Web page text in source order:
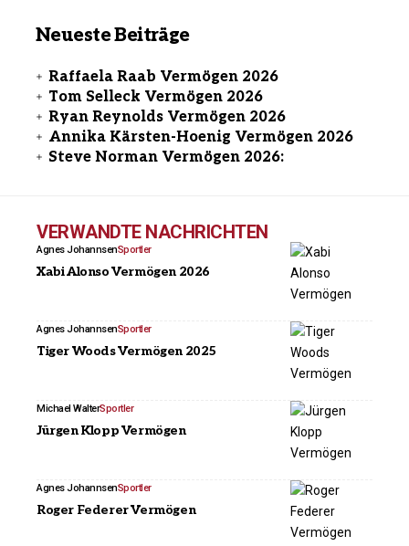
Neueste Beiträge
Raffaela Raab Vermögen 2026
Tom Selleck Vermögen 2026
Ryan Reynolds Vermögen 2026
Annika Kärsten-Hoenig Vermögen 2026
Steve Norman Vermögen 2026:
VERWANDTE NACHRICHTEN
Agnes JohannsenSportler
Xabi Alonso Vermögen 2026
Agnes JohannsenSportler
Tiger Woods Vermögen 2025
Michael WalterSportler
Jürgen Klopp Vermögen
Agnes JohannsenSportler
Roger Federer Vermögen